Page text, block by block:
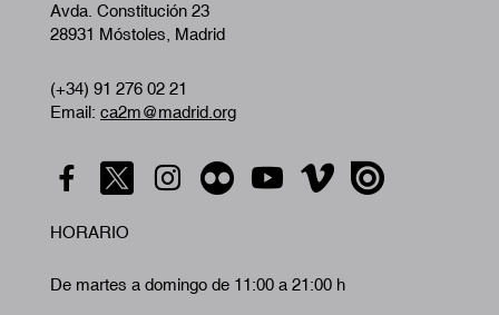
Avda. Constitución 23
28931 Móstoles, Madrid
(+34) 91 276 02 21
Email: ca2m@madrid.org
HORARIO
De martes a domingo de 11:00 a 21:00 h